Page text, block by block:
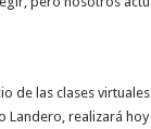
de las clases
Landero, realizará